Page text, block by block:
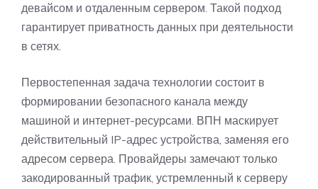
девайсом и отдаленным сервером. Такой подход
гарантирует приватность данных при деятельности
в сетях.
Первостепенная задача технологии состоит в
формировании безопасного канала между
машиной и интернет-ресурсами. ВПН маскирует
действительный IP-адрес устройства, заменяя его
адресом сервера. Провайдеры замечают только
закодированный трафик, устремленный к серверу